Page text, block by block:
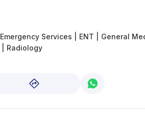
Emergency Services ENT General
Radiology